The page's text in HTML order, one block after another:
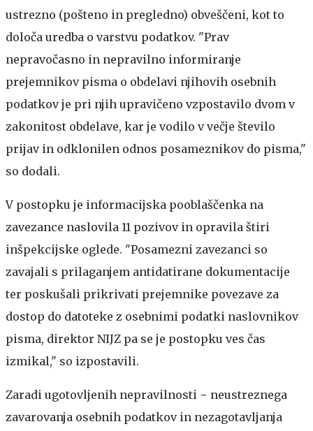
ustrezno (pošteno in pregledno) obveščeni, kot to
določa uredba o varstvu podatkov. "Prav
nepravočasno in nepravilno informiranje
prejemnikov pisma o obdelavi njihovih osebnih
podatkov je pri njih upravičeno vzpostavilo dvom v
zakonitost obdelave, kar je vodilo v večje število
prijav in odklonilen odnos posameznikov do pisma,"
so dodali.
V postopku je informacijska pooblaščenka na
zavezance naslovila 11 pozivov in opravila štiri
inšpekcijske oglede. "Posamezni zavezanci so
zavajali s prilaganjem antidatirane dokumentacije
ter poskušali prikrivati prejemnike povezave za
dostop do datoteke z osebnimi podatki naslovnikov
pisma, direktor NIJZ pa se je postopku ves čas
izmikal," so izpostavili.
Zaradi ugotovljenih nepravilnosti − neustreznega
zavarovanja osebnih podatkov in nezagotavljanja